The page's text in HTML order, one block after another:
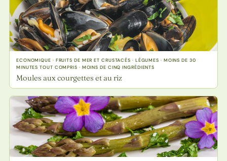
ECONOMIQUE · FRUITS DE MER ET CRUSTACÉS · LÉGUMES · MOINS DE 30
MINUTES TOUT COMPRIS · MOINS DE CINQ INGRÉDIENTS
Moules aux courgettes et au riz